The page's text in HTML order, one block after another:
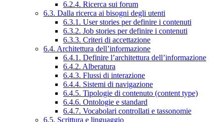
6.2.4. Ricerca sui forum
6.3. Dalla ricerca ai bisogni degli utenti
6.3.1. User stories per definire i contenuti
6.3.2. Job stories per definire i contenuti
6.3.3. Criteri di accettazione
6.4. Architettura dell’informazione
6.4.1. Definire l’architettura dell’informazione
6.4.2. Alberatura
6.4.3. Flussi di interazione
6.4.4. Sistemi di navigazione
6.4.5. Tipologie di contenuto (content type)
6.4.6. Ontologie e standard
6.4.7. Vocabolari controllati e tassonomie
6.5. Scrittura e linguaggio